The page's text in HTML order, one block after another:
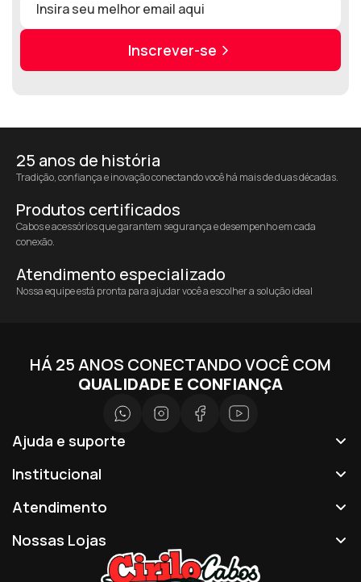
Inscrever-se
25 anos de história
Tradição, confiança e inovação conectando você há mais de duas décadas.
Produtos certificados
Cabos e acessórios que garantem segurança e desempenho em cada
conexão.
Atendimento especializado
Nossa equipe está pronta para ajudar você a escolher a solução ideal
HÁ 25 ANOS CONECTANDO VOCÊ COM
QUALIDADE E CONFIANÇA
Ajuda e suporte
Institucional
Atendimento
Nossas Lojas